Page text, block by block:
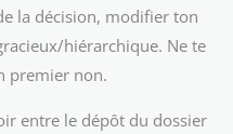
la décision, modifier ton
hiérarchique. Ne te
premier non.
entre le dépôt du dossier